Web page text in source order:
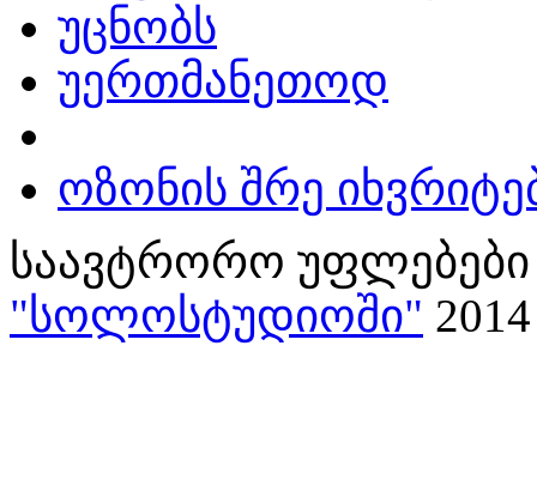
უცნობს
უერთმანეთოდ
ოზონის შრე
საავტრორო
"სოლოსტუდიოში" 2014